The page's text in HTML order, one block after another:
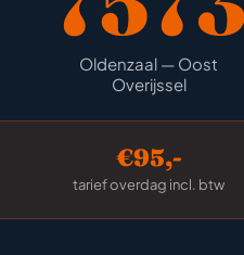
Oldenzaal — Oost
Overijssel
€95,-
tarief overdag incl. btw